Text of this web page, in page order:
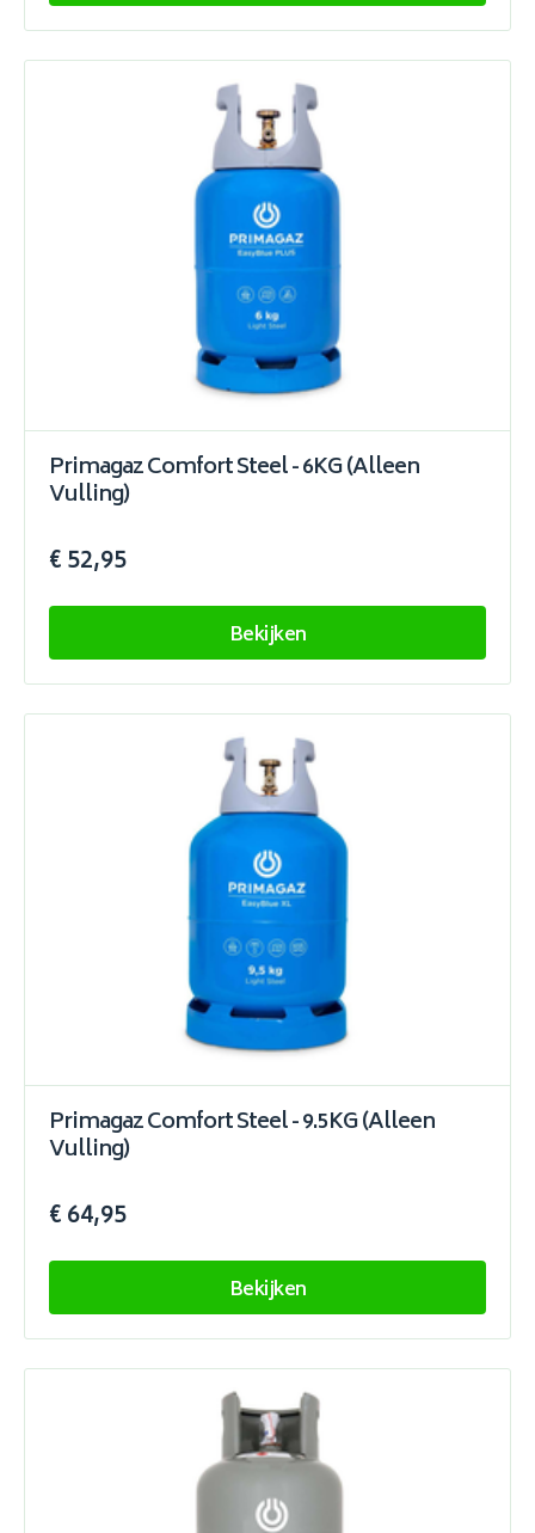
Primagaz Comfort Steel - 6KG (Alleen
Vulling)
€ 52,95
Bekijken
Primagaz Comfort Steel - 9.5KG (Alleen
Vulling)
€ 64,95
Bekijken